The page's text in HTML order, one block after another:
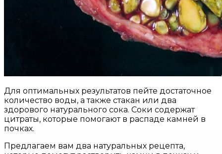
Для оптимальных результатов пейте достаточное
количество воды, а также стакан или два
здорового натурального сока. Соки содержат
цитраты, которые помогают в распаде камней в
почках.
Предлагаем вам два натуральных рецепта,